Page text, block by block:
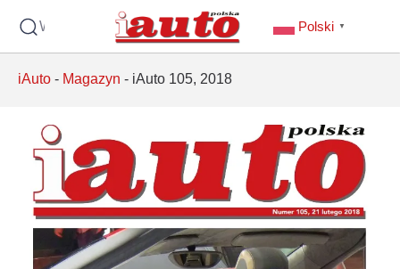
Wyszukaj Polski ▼
iAuto - Magazyn - iAuto 105, 2018